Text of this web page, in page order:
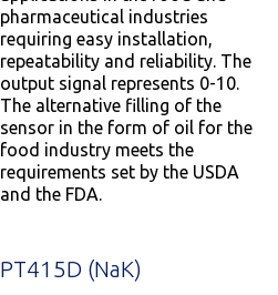
pharmaceutical industries
requiring easy installation,
repeatability and reliability. The
output signal represents 0-10.
The alternative filling of the
sensor in the form of oil for the
food industry meets the
requirements set by the USDA
and the FDA.
PT415D (NaK)